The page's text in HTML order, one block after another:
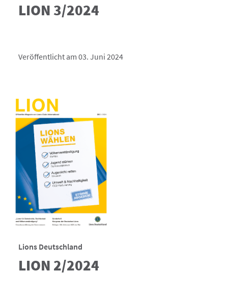
LION 3/2024
Veröffentlicht am 03. Juni 2024
Lions Deutschland
LION 2/2024